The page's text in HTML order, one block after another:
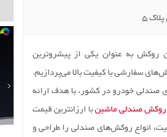
روکش به عنوان یکی از پیشروترین
سفارشی با کیفیت بالا می‌پردازیم.
صندلی خودرو در کشور، با هدف ارائه
صندلی ماشینبا ارزانترین قیمت
انواع روکش‌های صندلی را طراحی و